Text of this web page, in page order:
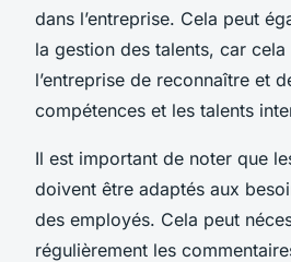
dans l’entreprise. Cela peut
la gestion des talents, car cela
l’entreprise de reconnaître et
compétences et les talents
Il est important de noter que
doivent être adaptés aux
des employés. Cela peut
régulièrement les